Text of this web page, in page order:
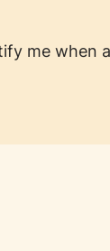
me when